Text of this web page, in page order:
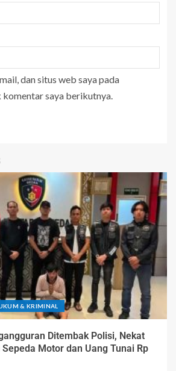
dan situs web saya pada
komentar saya berikutnya.
& KRIMINAL
Ditembak Polisi, Nekat
Sepeda Motor dan Uang Tunai Rp